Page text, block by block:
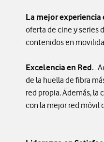
La mejor
oferta de cine y series
contenidos en
Excelencia en Red.
de la huella de fibra
red propia. Además,
con la mejor red móvil